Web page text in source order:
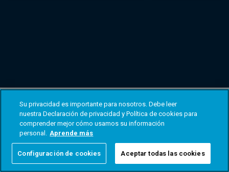
Su privacidad es importante para nosotros. Debe leer
nuestra Declaración de privacidad y Política de cookies para
comprender mejor cómo usamos su información
personal. Aprende más
Configuración de cookies Aceptar todas las cookies